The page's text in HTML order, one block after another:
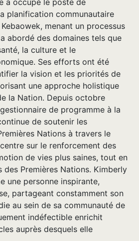
planification communautaire
menant un processus
abordé des domaines tels que
la culture et le
Ses efforts ont été
la vision et les priorités de
une approche holistique
la Nation. Depuis octobre
de programme à la
de soutenir les
Nations à travers le
sur le renforcement des
de vies plus saines, tout en
des Premières Nations. Kimberly
une personne inspirante,
partageant constamment son
au sein de sa communauté de
indéfectible enrichit
auprès desquels elle